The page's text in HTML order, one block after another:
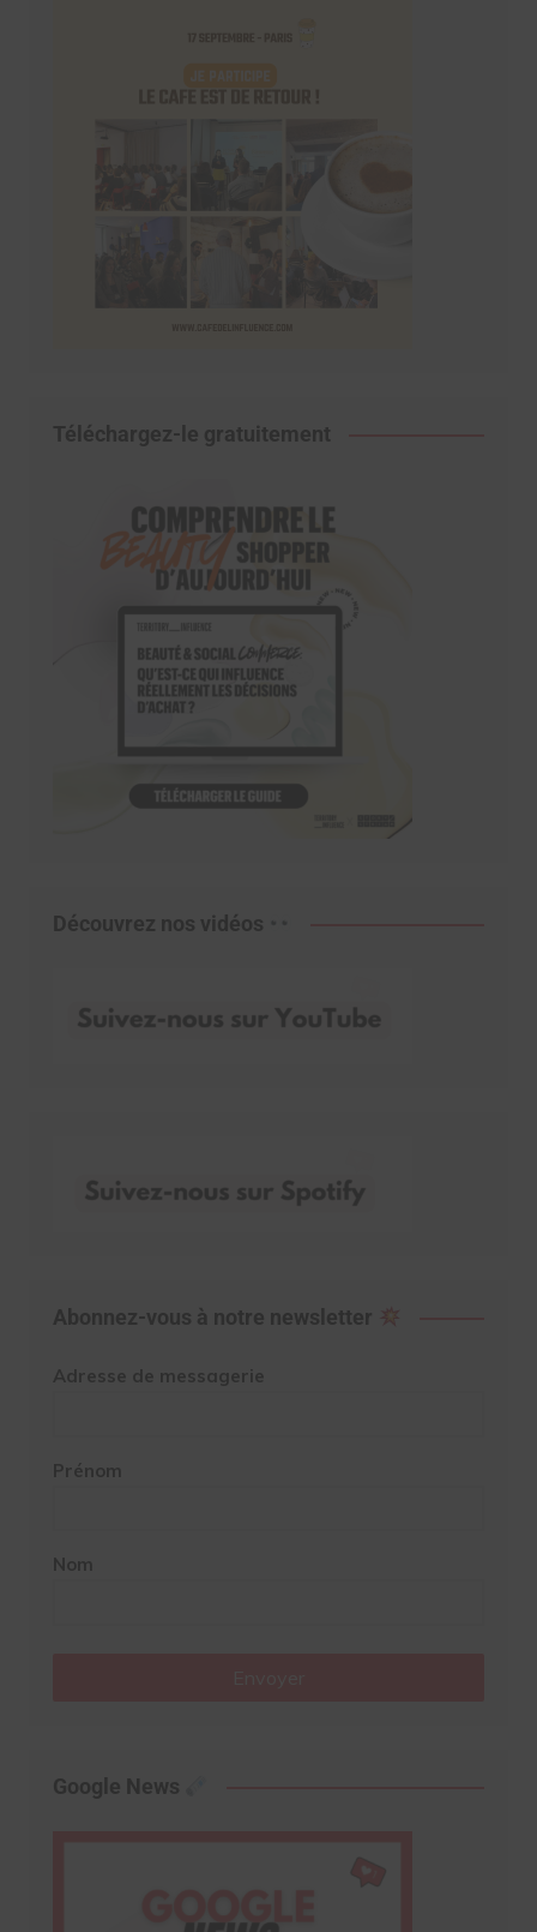
Téléchargez-le gratuitement
Découvrez nos vidéos
Abonnez-vous à notre newsletter
Adresse de messagerie
Prénom
Nom
Google News